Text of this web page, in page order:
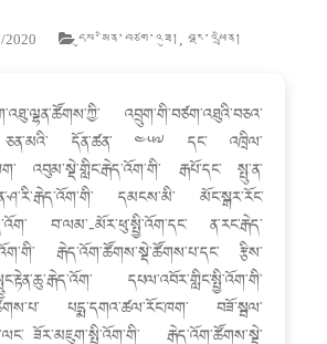
2020 དུས་མིན་བཙག་འཐུ། བརྡ་འཕྲིན།
འབྲུག་གི་བཙག་འཐུའི་བཅའ་
དོན་ཚན་ ༤༥༧ དང་ འཁྲིལ་
འབུམ་སྡེ་གླིང་རྒེད་འོག་གི་ རྒཔོ་དང་ སྤུ་ན་
དམངས་མི་ མོང་སྒར་རོང་
བ་ལམ་-མོར་ཕུ་སྤྱི་འོག་དང་ ན་རང་རྒེད་
རྒེད་འོག་ཚོགས་སྡེ་ཚོགས་པ་དང་ རྩིས་
དཔལ་འབོར་གླིང་སྤྱི་འོག་གི་
པདྨ་དགའ་ཚལ་རོང་ཁག་ བཟོ་སྦལ་
རྒེད་འོག་ཚོགས་སྡེ་